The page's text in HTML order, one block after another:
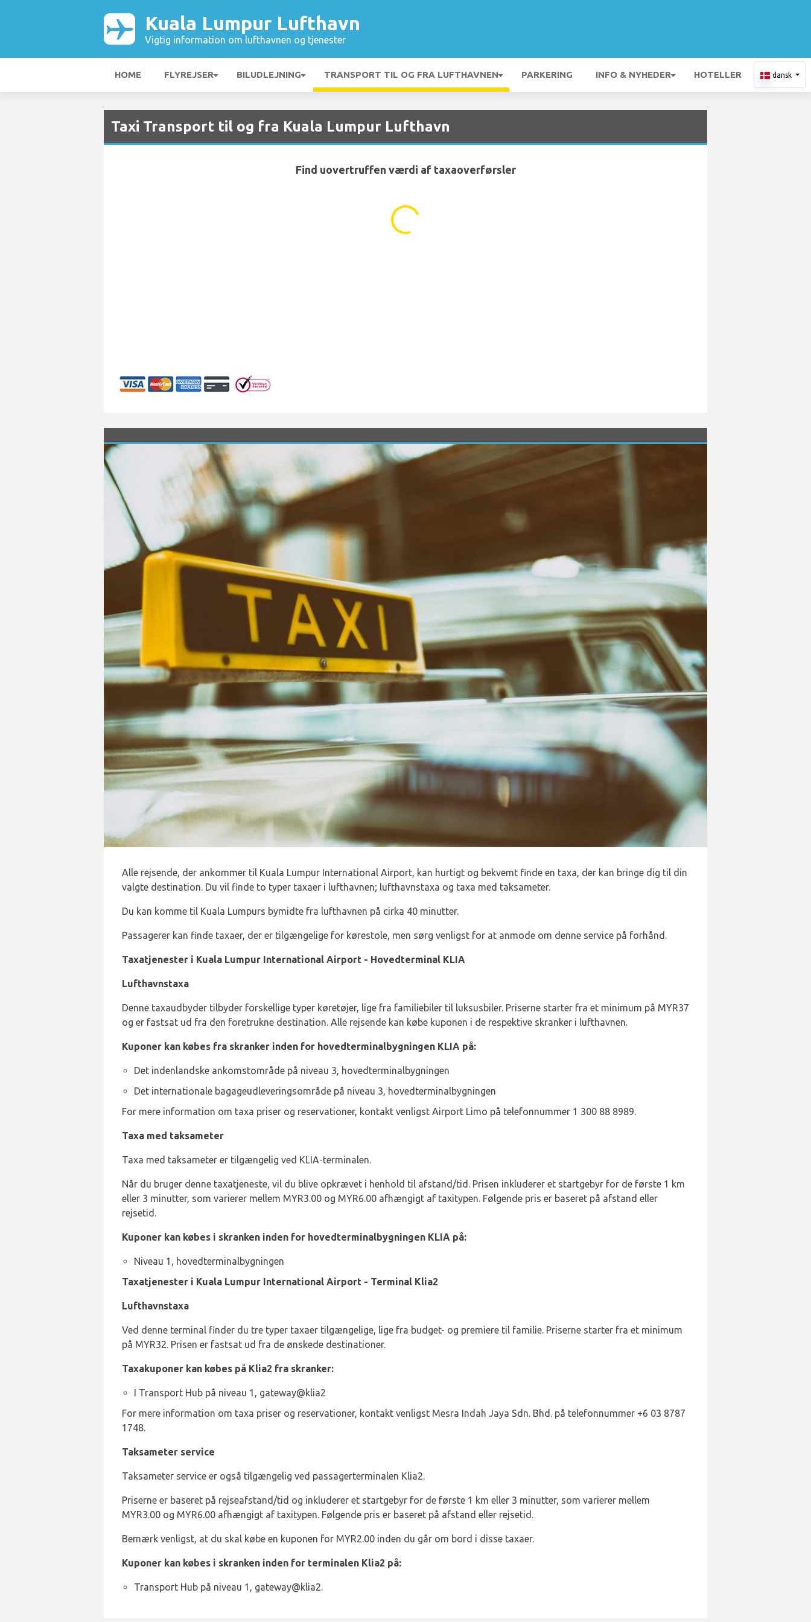
Kuala Lumpur Lufthavn
Vigtig information om lufthavnen og tjenester
HOME FLYREJSER BILUDLEJNING TRANSPORT TIL OG FRA LUFTHAVNEN PARKERING INFO & NYHEDER HOTELLER dansk
Taxi Transport til og fra Kuala Lumpur Lufthavn
Find uovertruffen værdi af taxaoverførsler
...
Alle rejsende, der ankommer til Kuala Lumpur International Airport, kan hurtigt og bekvemt finde en taxa, der kan bringe dig til din
valgte destination. Du vil finde to typer taxaer i lufthavnen; lufthavnstaxa og taxa med taksameter.
Du kan komme til Kuala Lumpurs bymidte fra lufthavnen på cirka 40 minutter.
Passagerer kan finde taxaer, der er tilgængelige for kørestole, men sørg venligst for at anmode om denne service på forhånd.
Taxatjenester i Kuala Lumpur International Airport - Hovedterminal KLIA
Lufthavnstaxa
Denne taxaudbyder tilbyder forskellige typer køretøjer, lige fra familiebiler til luksusbiler. Priserne starter fra et minimum på MYR37
og er fastsat ud fra den foretrukne destination. Alle rejsende kan købe kuponen i de respektive skranker i lufthavnen.
Kuponer kan købes fra skranker inden for hovedterminalbygningen KLIA på:
Det indenlandske ankomstområde på niveau 3, hovedterminalbygningen
Det internationale bagageudleveringsområde på niveau 3, hovedterminalbygningen
For mere information om taxa priser og reservationer, kontakt venligst Airport Limo på telefonnummer 1 300 88 8989.
Taxa med taksameter
Taxa med taksameter er tilgængelig ved KLIA-terminalen.
Når du bruger denne taxatjeneste, vil du blive opkrævet i henhold til afstand/tid. Prisen inkluderer et startgebyr for de første 1 km
eller 3 minutter, som varierer mellem MYR3.00 og MYR6.00 afhængigt af taxitypen. Følgende pris er baseret på afstand eller
rejsetid.
Kuponer kan købes i skranken inden for hovedterminalbygningen KLIA på:
Niveau 1, hovedterminalbygningen
Taxatjenester i Kuala Lumpur International Airport - Terminal Klia2
Lufthavnstaxa
Ved denne terminal finder du tre typer taxaer tilgængelige, lige fra budget- og premiere til familie. Priserne starter fra et minimum
på MYR32. Prisen er fastsat ud fra de ønskede destinationer.
Taxakuponer kan købes på Klia2 fra skranker:
I Transport Hub på niveau 1, gateway@klia2
For mere information om taxa priser og reservationer, kontakt venligst Mesra Indah Jaya Sdn. Bhd. på telefonnummer +6 03 8787
1748.
Taksameter service
Taksameter service er også tilgængelig ved passagerterminalen Klia2.
Priserne er baseret på rejseafstand/tid og inkluderer et startgebyr for de første 1 km eller 3 minutter, som varierer mellem
MYR3.00 og MYR6.00 afhængigt af taxitypen. Følgende pris er baseret på afstand eller rejsetid.
Bemærk venligst, at du skal købe en kuponen for MYR2.00 inden du går om bord i disse taxaer.
Kuponer kan købes i skranken inden for terminalen Klia2 på:
Transport Hub på niveau 1, gateway@klia2.